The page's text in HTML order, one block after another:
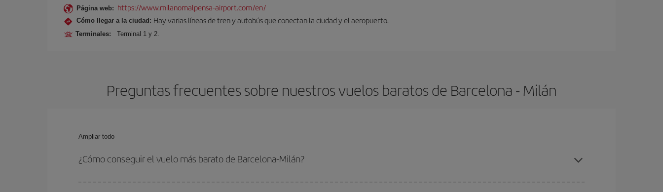
Página web: https://www.milanomalpensa-airport.com/en/
Cómo llegar a la ciudad: Hay varias líneas de tren y autobús que conectan la ciudad y el aeropuerto.
Terminales: Terminal 1 y 2.
Preguntas frecuentes sobre nuestros vuelos baratos de Barcelona - Milán
Ampliar todo
¿Cómo conseguir el vuelo más barato de Barcelona-Milán?